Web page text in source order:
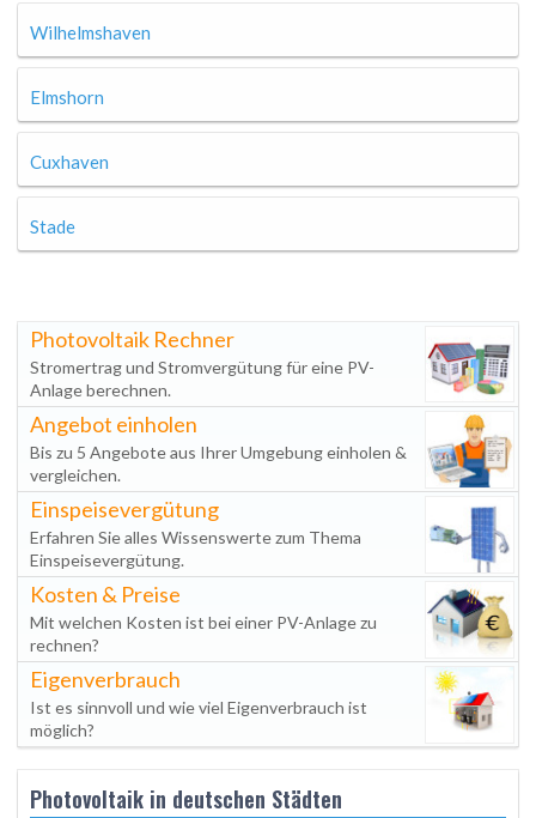
Wilhelmshaven
Elmshorn
Cuxhaven
Stade
Photovoltaik Rechner
Stromertrag und Stromvergütung für eine PV-
Anlage berechnen.
Angebot einholen
Bis zu 5 Angebote aus Ihrer Umgebung einholen &
vergleichen.
Einspeisevergütung
Erfahren Sie alles Wissenswerte zum Thema
Einspeisevergütung.
Kosten & Preise
Mit welchen Kosten ist bei einer PV-Anlage zu
rechnen?
Eigenverbrauch
Ist es sinnvoll und wie viel Eigenverbrauch ist
möglich?
Photovoltaik in deutschen Städten